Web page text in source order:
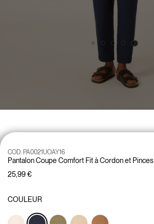
Pantalon Coupe Comfort Fit à Cordon et Pinces
COD: PA0021UOAY16
25,99 €
COULEUR